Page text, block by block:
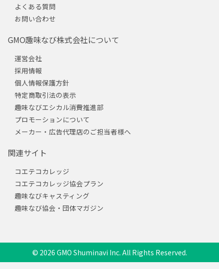
よくある質問
お問い合わせ
GMO趣味なび株式会社について
運営会社
採用情報
個人情報保護方針
特定商取引法の表示
趣味なびエシカル消費推進部
プロモーションについて
メーカー・広告代理店のご担当者様へ
関連サイト
コエテコカレッジ
コエテコカレッジ協会プラン
趣味なびキャスティング
趣味なび協会・団体マガジン
© 2026 GMO Shuminavi Inc. All Rights Reserved.